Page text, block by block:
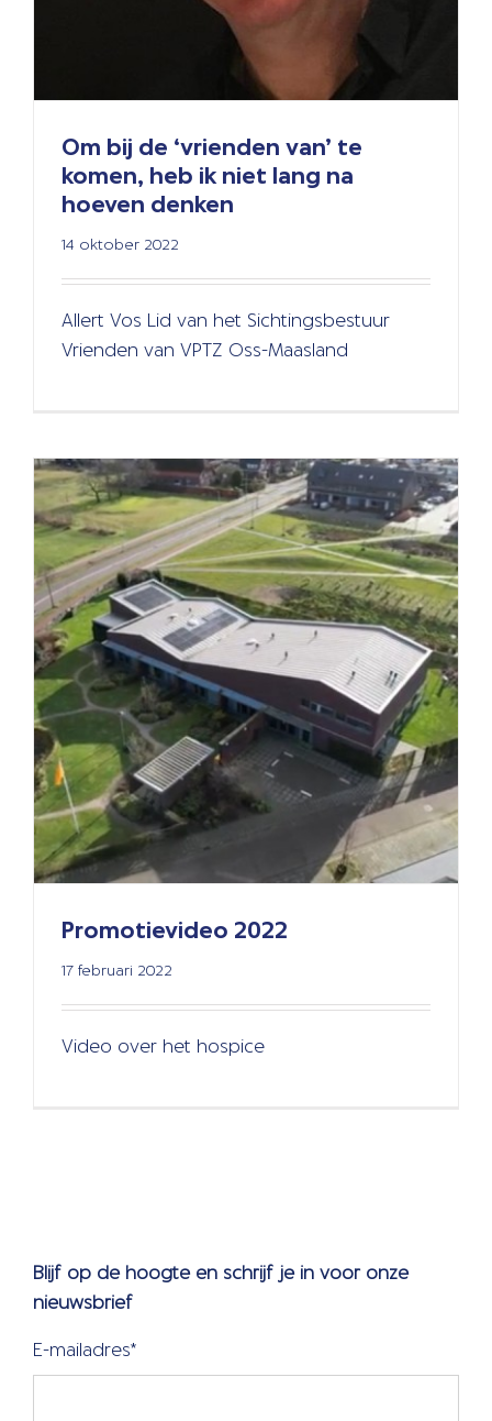
Om bij de ‘vrienden van’ te
komen, heb ik niet lang na
hoeven denken
14 oktober 2022
Allert Vos Lid van het Sichtingsbestuur
Vrienden van VPTZ Oss-Maasland
Promotievideo 2022
17 februari 2022
Video over het hospice
Blijf op de hoogte en schrijf je in voor onze
nieuwsbrief
E-mailadres*